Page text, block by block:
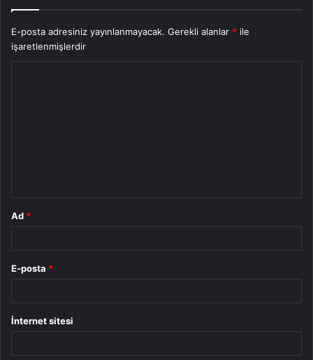
E-posta adresiniz yayınlanmayacak. Gerekli alanlar * ile
işaretlenmişlerdir
Ad *
E-posta *
İnternet sitesi